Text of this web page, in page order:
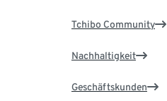
Tchibo Community
Nachhaltigkeit
Geschäftskunden